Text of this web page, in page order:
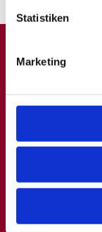
Statistiken
Marketing
R S T U V